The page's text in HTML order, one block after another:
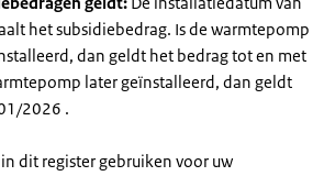
het subsidiebedrag. Is de warmtepomp
dan geldt het bedrag tot en met
later geïnstalleerd, dan geldt
2026 .
dit register gebruiken voor uw